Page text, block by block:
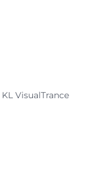
KL VisualTrance